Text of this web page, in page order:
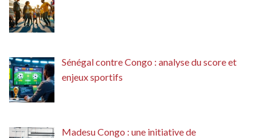
Sénégal contre Congo : analyse du score et
enjeux sportifs
Madesu Congo : une initiative de